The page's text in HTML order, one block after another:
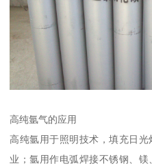
高纯氩气的应用
高纯氩用于照明技术，填充日
业；氩用作电弧焊接不锈钢、